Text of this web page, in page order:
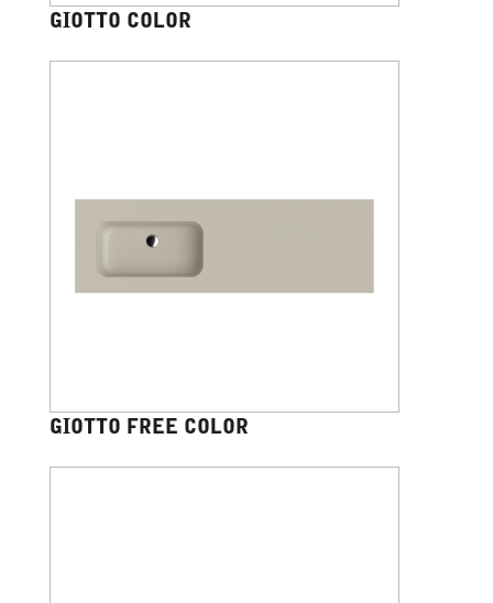
GIOTTO COLOR
GIOTTO FREE COLOR